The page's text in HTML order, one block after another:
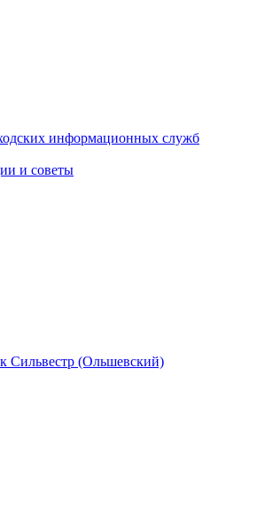
информационных служб
и советы
Сильвестр (Ольшевский)